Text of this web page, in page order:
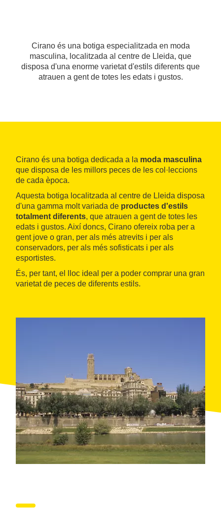
Cirano és una botiga especialitzada en moda
masculina, localitzada al centre de Lleida, que
disposa d'una enorme varietat d'estils diferents que
atrauen a gent de totes les edats i gustos.
Cirano és una botiga dedicada a la moda masculina
que disposa de les millors peces de les col·leccions
de cada època.
Aquesta botiga localitzada al centre de Lleida disposa
d'una gamma molt variada de productes d'estils
totalment diferents, que atrauen a gent de totes les
edats i gustos. Així doncs, Cirano ofereix roba per a
gent jove o gran, per als més atrevits i per als
conservadors, per als més sofisticats i per als
esportistes.
És, per tant, el lloc ideal per a poder comprar una gran
varietat de peces de diferents estils.